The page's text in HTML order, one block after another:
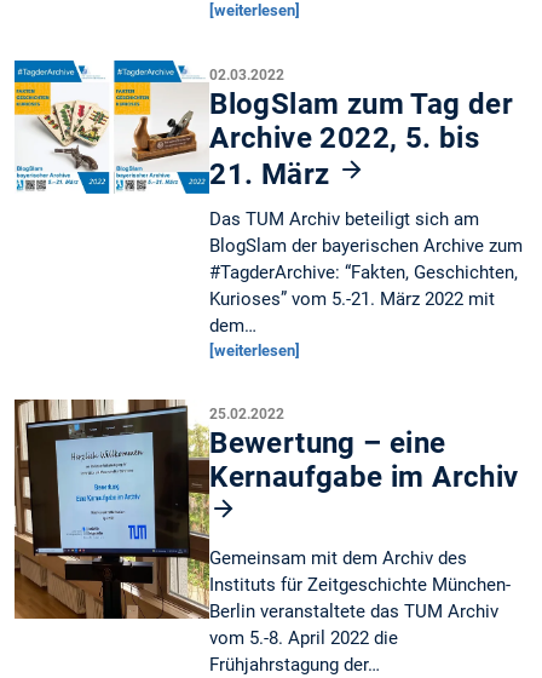
[weiterlesen]
02.03.2022
BlogSlam zum Tag der
Archive 2022, 5. bis
21. März
Das TUM Archiv beteiligt sich am
BlogSlam der bayerischen Archive zum
#TagderArchive: “Fakten, Geschichten,
Kurioses” vom 5.-21. März 2022 mit
dem…
[weiterlesen]
25.02.2022
Bewertung – eine
Kernaufgabe im Archiv
Gemeinsam mit dem Archiv des
Instituts für Zeitgeschichte München-
Berlin veranstaltete das TUM Archiv
vom 5.-8. April 2022 die
Frühjahrstagung der…